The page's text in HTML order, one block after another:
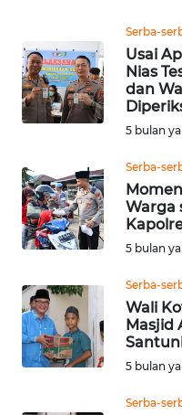
Serba-
Usai
Nias
dan
5 bulan
Serba-
Warga
5 bulan
Serba-
Wali
Masjid
5 bulan
Serba-
WAHANA
INFRASTRUKTUR
WAHANA
WAHANA
LISTRIK
WAHANA
WAHANA
TV